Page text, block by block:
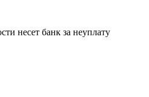
несет банк за неуплату